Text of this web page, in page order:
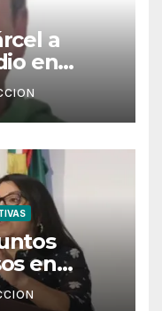
a
en
en